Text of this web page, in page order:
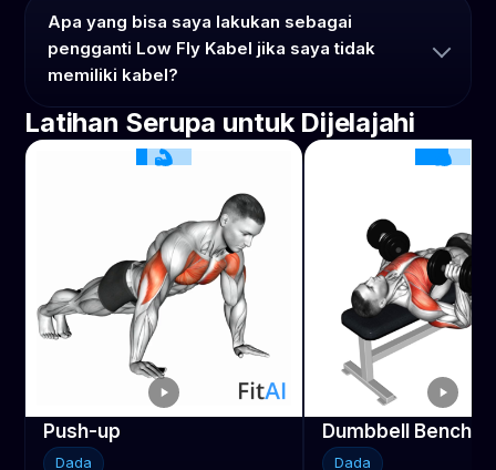
Apa yang bisa saya lakukan sebagai
pengganti Low Fly Kabel jika saya tidak
memiliki kabel?
Latihan Serupa untuk Dijelajahi
Push-up
Dada
Dumbbell Bench
Dada